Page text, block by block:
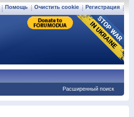
Регистрация
Очистить cookie
Помощь
Расширенный поиск